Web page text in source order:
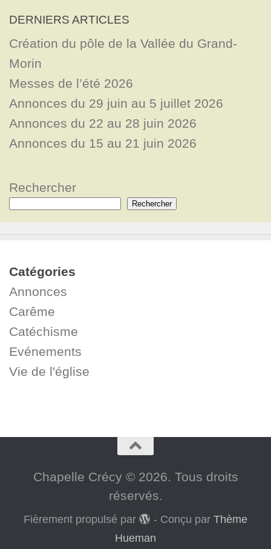
DERNIERS ARTICLES
Création du pôle de la Vallée du Grand-
Morin
Messes de l’été 2026
Annonces du 29 juin au 5 juillet 2026
Annonces du 22 au 28 juin 2026
Annonces du 15 au 21 juin 2026
Rechercher
Rechercher
Catégories
Annonces
Carême
Catéchisme
Evénements
Vie de l'église
Chapelle Crécy © 2026. Tous droits
réservés.
Fièrement propulsé par - Conçu par Thème
Hueman